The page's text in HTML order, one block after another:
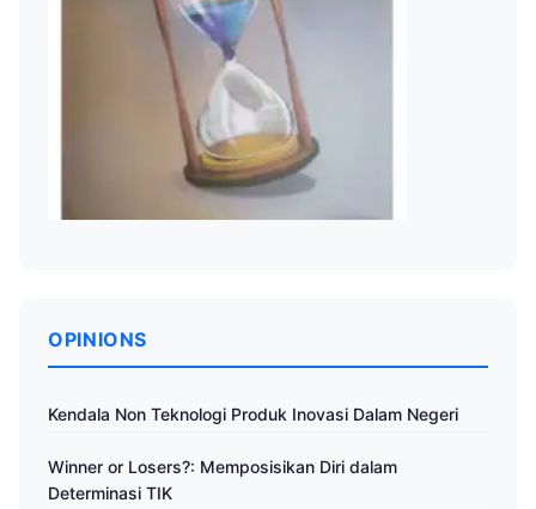
OPINIONS
Kendala Non Teknologi Produk Inovasi Dalam Negeri
Winner or Losers?: Memposisikan Diri dalam
Determinasi TIK